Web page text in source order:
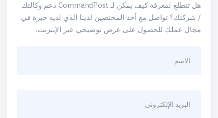
هل تتطلع لمعرفة كيف يمكن لـ CommandPost دعم وكالتك
/ شركتك؟ تواصل مع أحد المختصين لدينا الذي لديه خبرة في
مجال عملك للحصول على عرض توضيحي عبر الإنترنت.